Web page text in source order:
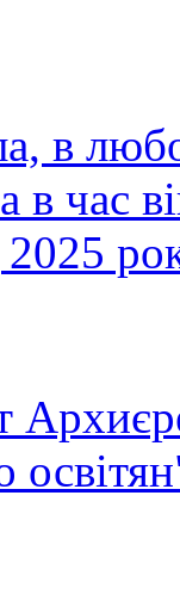
в
в час